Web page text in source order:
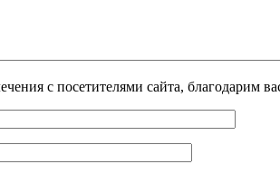
с посетителями сайта, благодарим